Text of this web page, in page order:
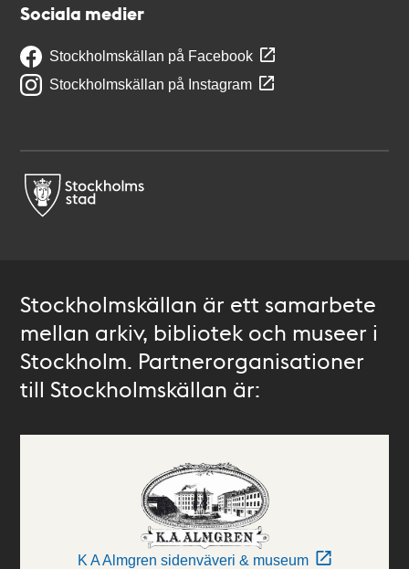
Sociala medier
Stockholmskällan på Facebook
Stockholmskällan på Instagram
Stockholmskällan är ett samarbete
mellan arkiv, bibliotek och museer i
Stockholm. Partnerorganisationer
till Stockholmskällan är:
K A Almgren sidenväveri & museum